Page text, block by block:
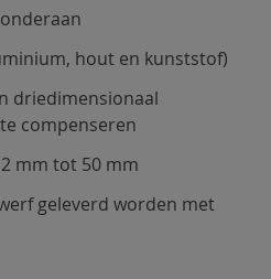
hout en kunststof)
driedimensionaal
compenseren
mm tot 50 mm
geleverd worden met